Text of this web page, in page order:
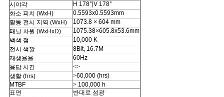
사
이
트
맵
시야각
H 178°|V 178°
화소 피치 (WxH)
0.5593x0.5593mm
활동 전시 지역 (WxH)
1073.8 × 604 mm
패널 차원 (WxHxD)
1075.38×605.8x53.6mm
백색 점
10,000 K
전시 색깔
8Bit, 16.7M
재생율을
60Hz
응답 시간
<>
생활 (hrs)
>60,000 (hrs)
MTBF
> 100,000 h
표면
반대로 섬광